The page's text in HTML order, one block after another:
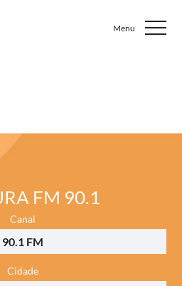
FM 90.1
Canal
90.1 FM
Cidade